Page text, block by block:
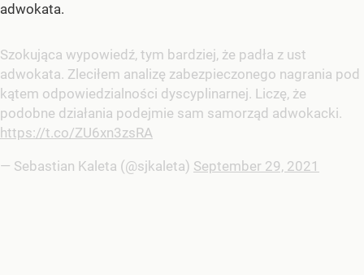
adwokata.
Szokująca wypowiedź, tym bardziej, że padła z ust
adwokata. Zleciłem analizę zabezpieczonego nagrania pod
kątem odpowiedzialności dyscyplinarnej. Liczę, że
podobne działania podejmie sam samorząd adwokacki.
https://t.co/ZU6xn3zsRA
— Sebastian Kaleta (@sjkaleta) September 29, 2021